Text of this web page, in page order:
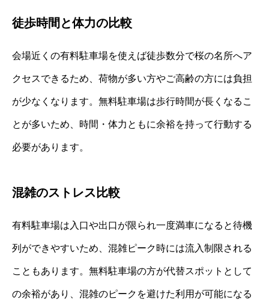
徒歩時間と体力の比較
会場近くの有料駐車場を使えば徒歩数分で桜の名所へア
クセスできるため、荷物が多い方やご高齢の方には負担
が少なくなります。無料駐車場は歩行時間が長くなるこ
とが多いため、時間・体力ともに余裕を持って行動する
必要があります。
混雑のストレス比較
有料駐車場は入口や出口が限られ一度満車になると待機
列ができやすいため、混雑ピーク時には流入制限される
こともあります。無料駐車場の方が代替スポットとして
の余裕があり、混雑のピークを避けた利用が可能になる